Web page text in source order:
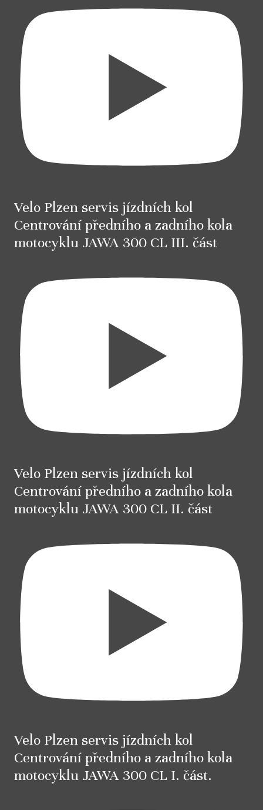
Velo Plzen servis jízdních kol
Centrování předního a zadního kola
motocyklu JAWA 300 CL III. část
Velo Plzen servis jízdních kol
Centrování předního a zadního kola
motocyklu JAWA 300 CL II. část
Velo Plzen servis jízdních kol
Centrování předního a zadního kola
motocyklu JAWA 300 CL I. část.